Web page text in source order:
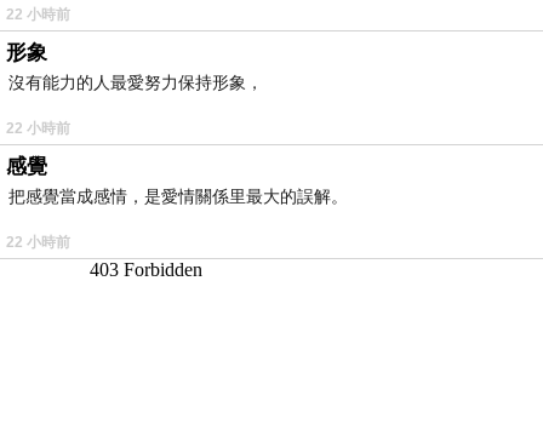
22 小時前
形象
沒有能力的人最愛努力保持形象，
22 小時前
感覺
把感覺當成感情，是愛情關係里最大的誤解。
22 小時前